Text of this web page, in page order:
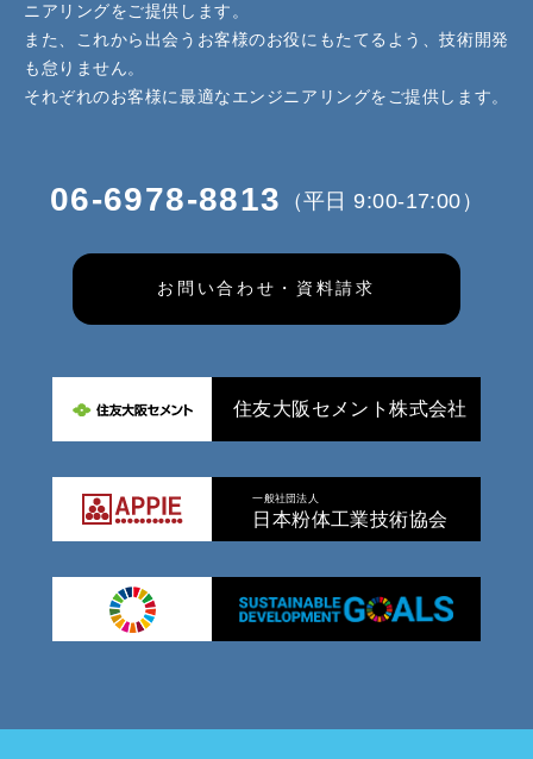
ニアリングをご提供します。
また、これから出会うお客様のお役にもたてるよう、技術開発
も怠りません。
それぞれのお客様に最適なエンジニアリングをご提供します。
06-6978-8813 （平日 9:00-17:00）
お問い合わせ・資料請求
住友大阪セメント株式会社
一般社団法人
日本粉体工業技術協会